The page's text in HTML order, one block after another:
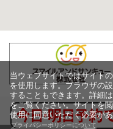
当ウェブサイトではサイト
を使用します。ブラウザの
することもできます。詳細
をご覧ください。サイトを
使用に同意いただく必要が
プライバシーポリシーについて
Copyright (c) ス